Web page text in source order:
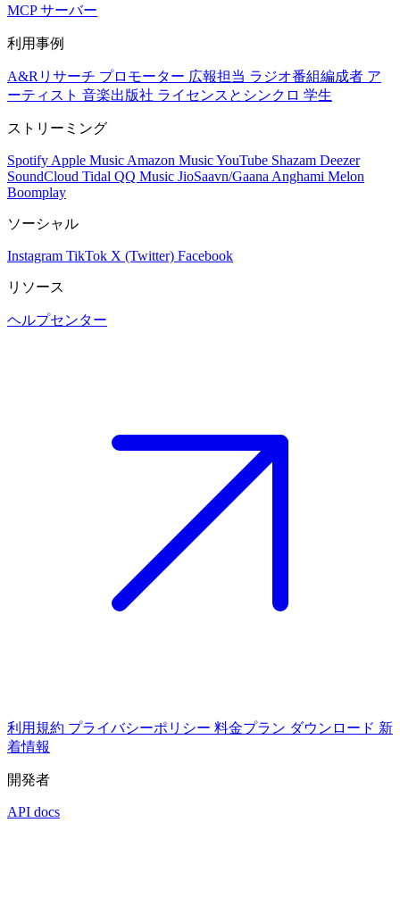
MCP サーバー
利用事例
A&Rリサーチ プロモーター 広報担当 ラジオ番組編成者 ア
ーティスト 音楽出版社 ライセンスとシンクロ 学生
ストリーミング
Spotify Apple Music Amazon MusicYouTube Shazam Deezer
SoundCloud Tidal QQ Music JioSaavn/Gaana Anghami Melon
Boomplay
ソーシャル
Instagram TikTok X (Twitter) Facebook
リソース
ヘルプセンター
利用規約 プライバシーポリシー 料金プラン ダウンロード 新
着情報
開発者
API docs